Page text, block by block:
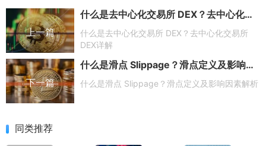
上一篇
什么是去中心化交易所 DEX？去中心化交易所DEX详解
什么是去中心化交易所 DEX？去中心化交易所
DEX详解
下一篇
什么是滑点 Slippage？滑点定义及影响因素解析
什么是滑点 Slippage？滑点定义及影响因素解析
同类推荐